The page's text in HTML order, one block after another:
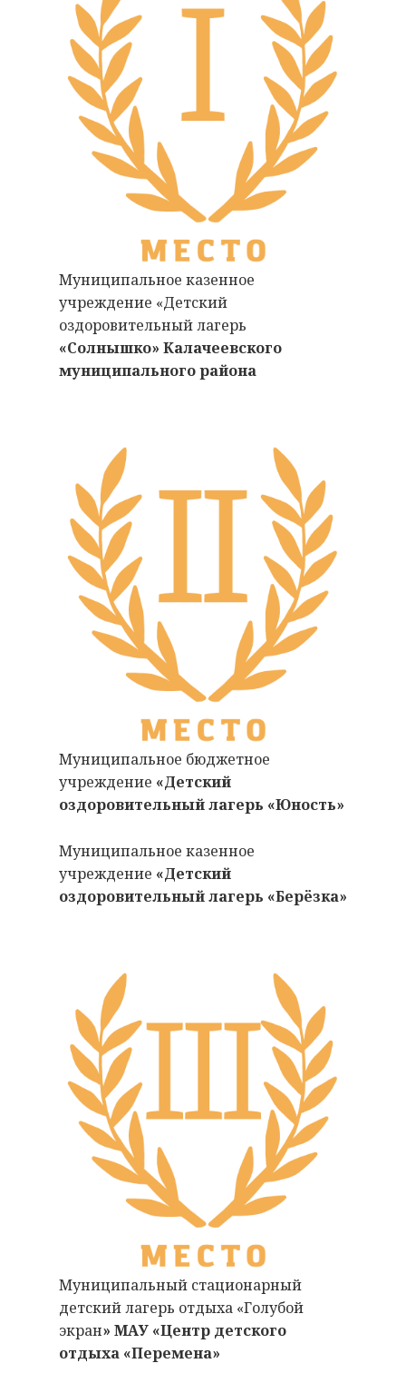
Муниципальное казенное
учреждение «Детский
оздоровительный лагерь
«Солнышко» Калачеевского
муниципального района
Муниципальное бюджетное
учреждение «Детский
оздоровительный лагерь «Юность»
Муниципальное казенное
учреждение «Детский
оздоровительный лагерь «Берёзка»
Муниципальный стационарный
детский лагерь отдыха «Голубой
экран» МАУ «Центр детского
отдыха «Перемена»